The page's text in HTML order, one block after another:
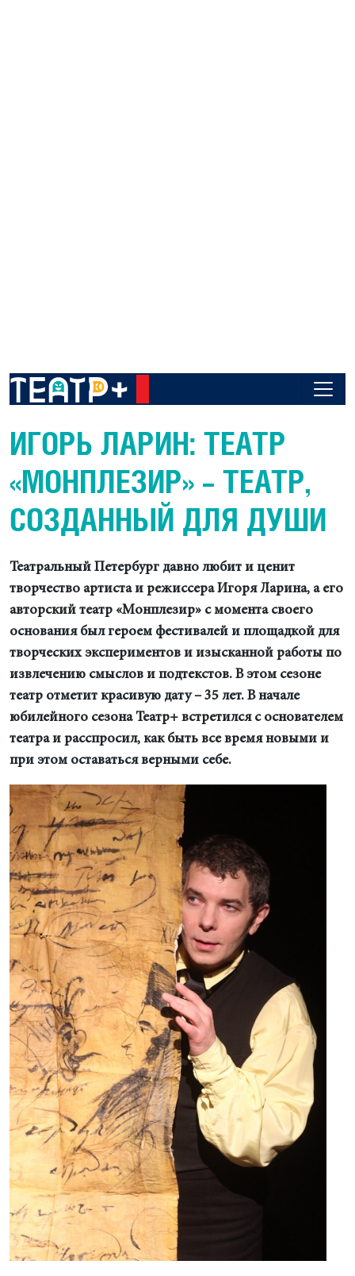
ИГОРЬ ЛАРИН: ТЕАТР
«МОНПЛЕЗИР» – ТЕАТР,
СОЗДАННЫЙ ДЛЯ ДУШИ
Театральный Петербург давно любит и ценит
творчество артиста и режиссера Игоря Ларина, а его
авторский театр «Монплезир» с момента своего
основания был героем фестивалей и площадкой для
творческих экспериментов и изысканной работы по
извлечению смыслов и подтекстов. В этом сезоне
театр отметит красивую дату – 35 лет. В начале
юбилейного сезона Театр+ встретился с основателем
театра и расспросил, как быть все время новыми и
при этом оставаться верными себе.